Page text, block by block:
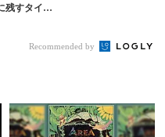
残すタイム
Recommended by